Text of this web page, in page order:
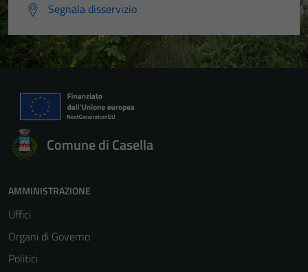
Segnala disservizio
Comune di Casella
AMMINISTRAZIONE
Uffici
Organi di Governo
Politici